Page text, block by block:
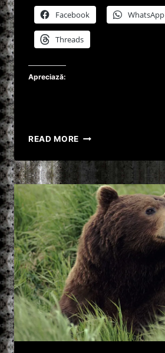
Facebook WhatsApp
Threads
Apreciază:
READ MORE TOP
CEI
MAI
CAUTATI
OAMENI
INTERNATIONAL
VIDEO